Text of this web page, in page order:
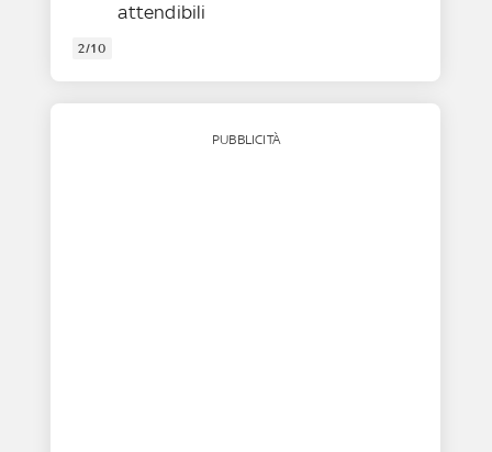
attendibili
2/10
PUBBLICITÀ